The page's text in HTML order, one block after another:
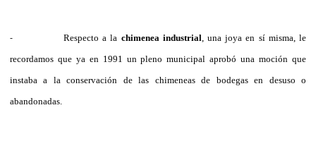
- Respecto a la chimenea industrial , una joya en sí misma, le
recordamos que ya en 1991 un pleno municipal aprobó una moción que
instaba a la conservación de las chimeneas de bodegas en desuso o
abandonadas.